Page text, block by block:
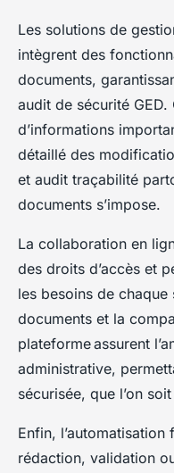
Les solutions de
intègrent des
documents,
audit de sécurité
d’informations
détaillé des
et audit traçabilité
documents s’impose.
La collaboration en
des droits d’accès et
les besoins de chaque
documents et la
plateforme assurent
administrative,
sécurisée, que l’on
Enfin,
rédaction, validation